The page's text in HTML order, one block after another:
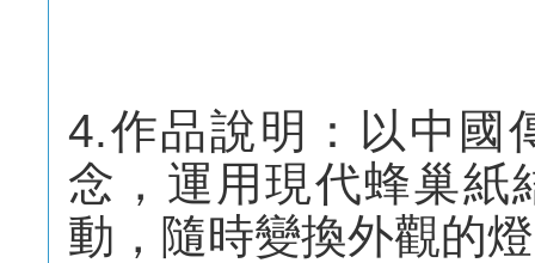
4.作品說明：以中國
念，運用現代蜂巢紙
動，隨時變換外觀的